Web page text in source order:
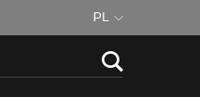
PL